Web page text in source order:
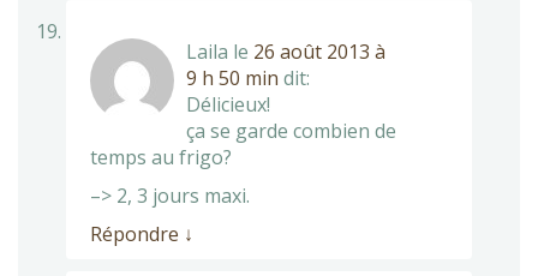
Laila le 26 août 2013 à
9 h 50 min dit:
Délicieux!
ça se garde combien de
temps au frigo?
–> 2, 3 jours maxi.
Répondre ↓